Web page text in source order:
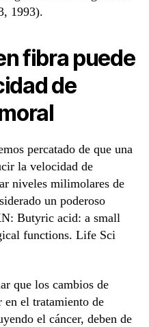
1993).
fibra puede
de
percatado de que una
la velocidad de
niveles milimolares de
un poderoso
Butyric acid: a small
functions. Life Sci
que los cambios de
en el tratamiento de
el cáncer, deben de